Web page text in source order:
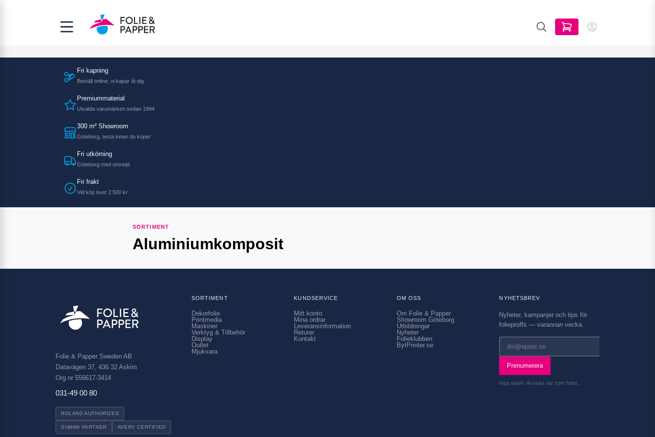
Fri kapning
Beställ online, vi kapar åt dig
Premiummaterial
Utvalda varumärken sedan 1994
300 m² Showroom
Göteborg, testa innan du köper
Fri utkörning
Göteborg med omnejd
Fri frakt
Vid köp över 2 500 kr
SORTIMENT
Aluminiumkomposit
Folie & Papper Sweden AB
Datavägen 37, 436 32 Askim
Org.nr 556617-3414
031-49 00 80
ROLAND AUTHORIZED
SUMMA PARTNER AVERY CERTIFIED
SORTIMENT
Dekorfolie
Printmedia
Maskiner
Verktyg & Tillbehör
Display
Outlet
Mjukvara
KUNDSERVICE
Mitt konto
Mina ordrar
Leveransinformation
Returer
Kontakt
OM OSS
Om Folie & Papper
Showroom Göteborg
Utbildningar
Nyheter
Folieklubben
BytPrinter.se
NYHETSBREV
Nyheter, kampanjer och tips för
folieproffs — varannan vecka.
Prenumerera
Inga spam. Avsluta när som helst.